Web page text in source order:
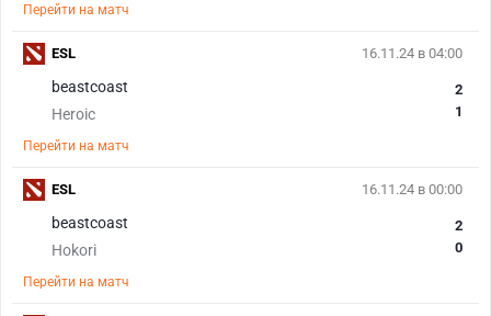
Перейти на матч
16.11.24 в 04:00
beastcoast
Heroic
2
1
Перейти на матч
ESL
16.11.24 в 00:00
beastcoast
Hokori
2
0
Перейти на матч
ESL